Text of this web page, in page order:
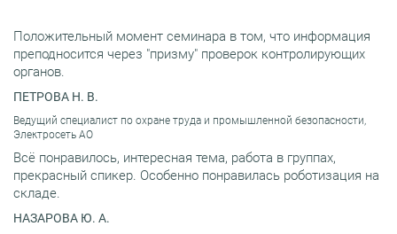
Положительный момент семинара в том, что информация
преподносится через "призму" проверок контролирующих
органов.
ПЕТРОВА Н. В.
Ведущий специалист по охране труда и промышленной безопасности,
Электросеть АО
Всё понравилось, интересная тема, работа в группах,
прекрасный спикер. Особенно понравилась роботизация на
складе.
НАЗАРОВА Ю. А.